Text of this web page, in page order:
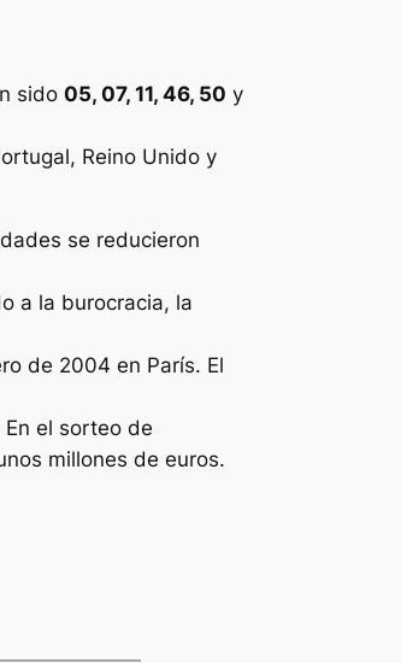
sido 05, 07, 11, 46, 50 y
Reino Unido y
se reducieron
a la burocracia, la
de 2004 en París. El
el sorteo de
millones de euros.